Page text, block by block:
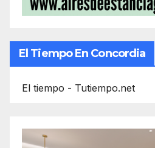
El Tiempo En Concordia
El tiempo - Tutiempo.net